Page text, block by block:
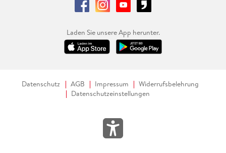
Laden Sie unsere App herunter.
Datenschutz AGB Impressum
Widerrufsbelehrung
Datenschutzeinstellungen